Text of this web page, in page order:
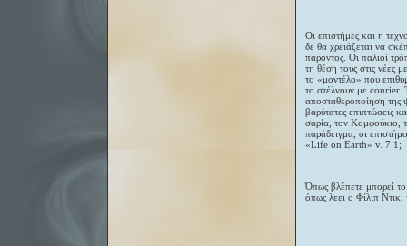
Οι επιστήμες και η
δε θα χρειάζεται να
παρόντος. Οι παλιοί
τη θέση τους στις νέες
το «μοντέλο» που
το στέλνουν με courier.
αποσταθεροποίηση της
βαρύτατες επιπτώσεις
σαρία, τον Κομφούκιο,
παράδειγμα, οι
«Life on Earth» v. 7.1;
Όπως βλέπετε μπορεί
όπως λεει ο Φίλιπ Ντικ,